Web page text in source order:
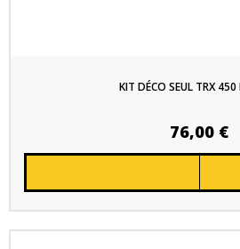
KIT DÉCO SEUL TRX 450
76,00 €